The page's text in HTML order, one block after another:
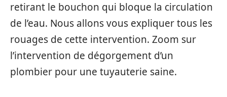
retirant le bouchon qui bloque la circulation
de l’eau. Nous allons vous expliquer tous les
rouages de cette intervention. Zoom sur
l’intervention de dégorgement d’un
plombier pour une tuyauterie saine.